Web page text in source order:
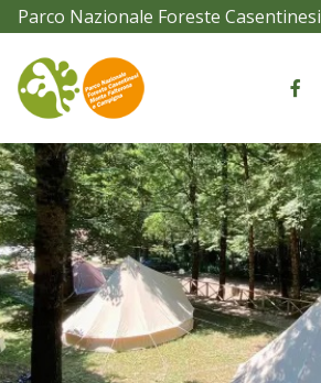
Parco Nazionale Foreste Casentinesi